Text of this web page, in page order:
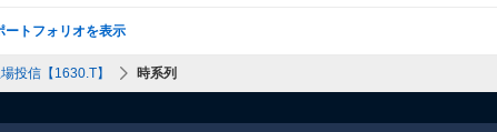
ートフォリオを表示
投信【1630.T】 時系列